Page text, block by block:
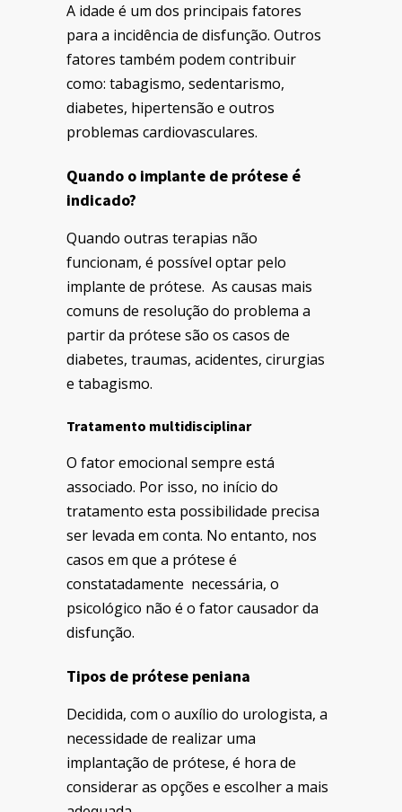
A idade é um dos principais fatores
para a incidência de disfunção. Outros
fatores também podem contribuir
como: tabagismo, sedentarismo,
diabetes, hipertensão e outros
problemas cardiovasculares.
Quando o implante de prótese é
indicado?
Quando outras terapias não
funcionam, é possível optar pelo
implante de prótese. As causas mais
comuns de resolução do problema a
partir da prótese são os casos de
diabetes, traumas, acidentes, cirurgias
e tabagismo.
Tratamento multidisciplinar
O fator emocional sempre está
associado. Por isso, no início do
tratamento esta possibilidade precisa
ser levada em conta. No entanto, nos
casos em que a prótese é
constatadamente necessária, o
psicológico não é o fator causador da
disfunção.
Tipos de prótese peniana
Decidida, com o auxílio do urologista, a
necessidade de realizar uma
implantação de prótese, é hora de
considerar as opções e escolher a mais